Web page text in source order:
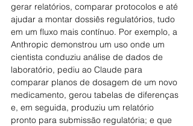
gerar relatórios, comparar protocolos e até
ajudar a montar dossiês regulatórios, tudo
em um fluxo mais contínuo. Por exemplo, a
Anthropic demonstrou um uso onde um
cientista conduziu análise de dados de
laboratório, pediu ao Claude para
comparar planos de dosagem de um novo
medicamento, gerou tabelas de diferenças
e, em seguida, produziu um relatório
pronto para submissão regulatória; e que